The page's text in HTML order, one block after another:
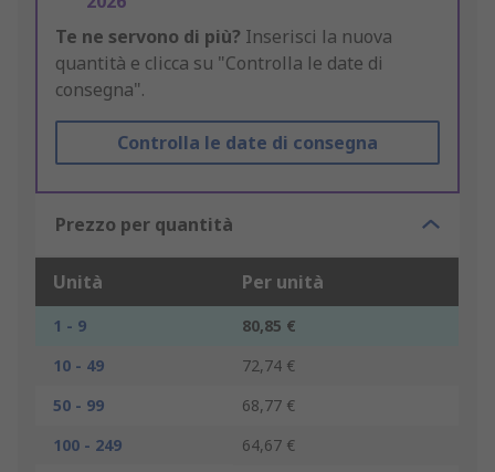
Te ne servono di più? Inserisci la nuova
quantità e clicca su "Controlla le date di
consegna".
Controlla le date di consegna
Prezzo per quantità
Unità Per unità
1 - 9
80,85 €
10 - 49
72,74 €
50 - 99
68,77 €
100 - 249
64,67 €